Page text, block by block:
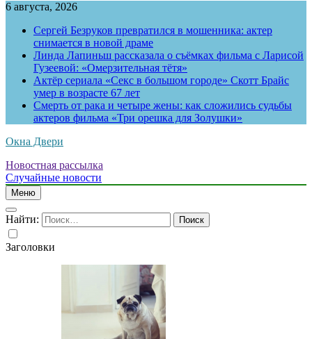
6 августа, 2026
Сергей Безруков превратился в мошенника: актер
снимается в новой драме
Линда Лапиньш рассказала о съёмках фильма с Ларисой
Гузеевой: «Омерзительная тётя»
Актёр сериала «Секс в большом городе» Скотт Брайс
умер в возрасте 67 лет
Смерть от рака и четыре жены: как сложились судьбы
актеров фильма «Три орешка для Золушки»
Окна Двери
Новостная рассылка
Случайные новости
Меню
Найти:
Заголовки